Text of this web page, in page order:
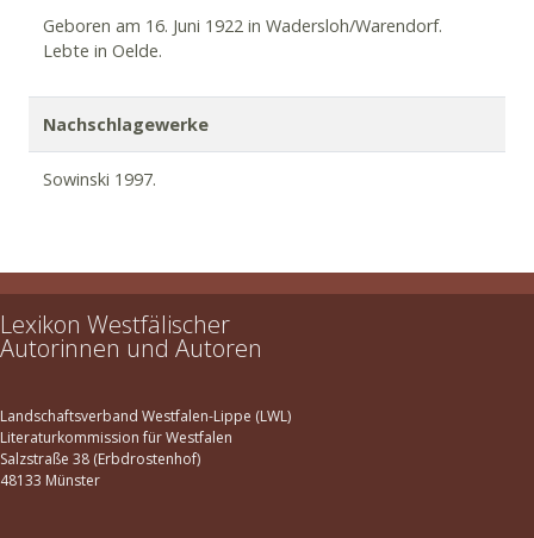
Geboren am 16. Juni 1922 in Wadersloh/Warendorf.
Lebte in Oelde.
Nachschlagewerke
Sowinski 1997.
Lexikon Westfälischer
Autorinnen und Autoren
Landschaftsverband Westfalen-Lippe (LWL)
Literaturkommission für Westfalen
Salzstraße 38 (Erbdrostenhof)
48133 Münster